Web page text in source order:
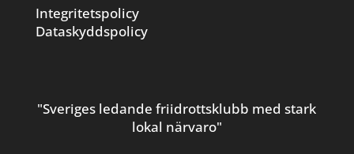
Integritetspolicy
Dataskyddspolicy
"Sveriges ledande friidrottsklubb med stark
lokal närvaro"